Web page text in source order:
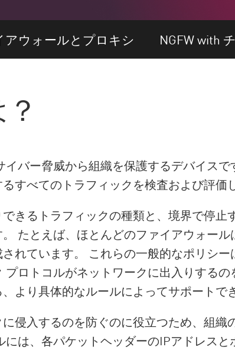
アウォールとプロキシ NGFW with
バー脅威から組織を保護するデバイス
すべてのトラフィックを検査および評価
きるトラフィックの種類と、境界で停止
たとえば、ほとんどのファイアウォー
れています。 これらの一般的なポリシ
ロトコルがネットワークに出入りする
より具体的なルールによってサポートで
侵入するのを防ぐのに役立つため、組織
は、各パケットヘッダーのIPアドレスと